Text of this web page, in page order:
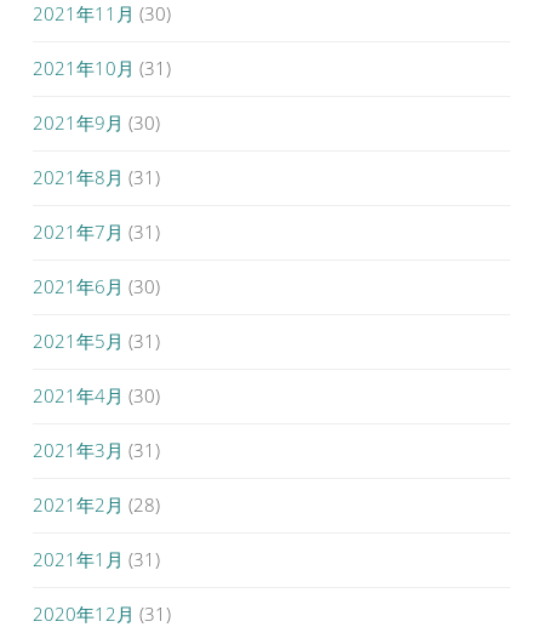
2021年11月 (30)
2021年10月 (31)
2021年9月 (30)
2021年8月 (31)
2021年7月 (31)
2021年6月 (30)
2021年5月 (31)
2021年4月 (30)
2021年3月 (31)
2021年2月 (28)
2021年1月 (31)
2020年12月 (31)